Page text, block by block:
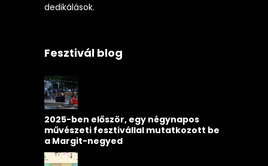
dedikálások.
Fesztivál blog
2025-ben először, egy négynapos
művészeti fesztivállal mutatkozott be
a Margit-negyed